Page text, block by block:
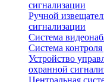
сигнализации
Ручной
сигнализации
Система
Система контроля
Устройство
охранной
Центральная